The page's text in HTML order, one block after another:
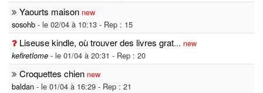
Yaourts maison new
sosohb - le 02/04 à 10:13 - Rep : 15
Liseuse kindle, où trouver des livres grat... new
kefiretlome - le 01/04 à 20:31 - Rep : 20
Croquettes chien new
baldan - le 01/04 à 16:29 - Rep : 21